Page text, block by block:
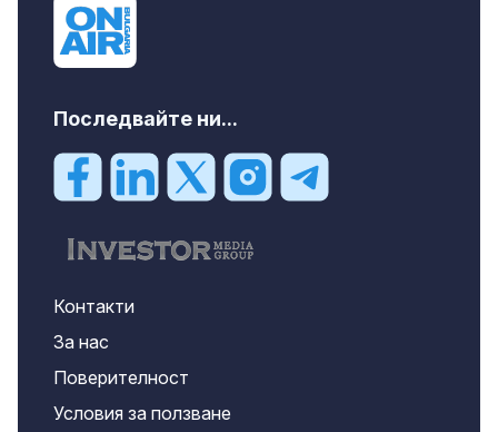
Последвайте ни...
Контакти
За нас
Поверителност
Условия за ползване